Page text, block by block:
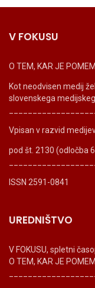
V FOKUSU
O TEM, KAR JE
Kot neodvisen medij
slovenskega
Vpisan v razvid
pod št. 2130 (odločba
ISSN 2591-0841
UREDNIŠTVO
V FOKUSU, spletni
O TEM, KAR JE